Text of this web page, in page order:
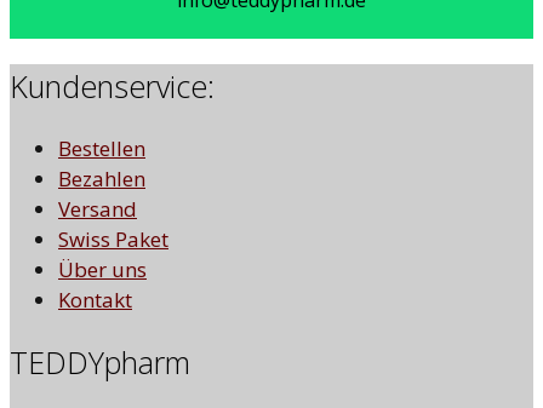
Kundenservice:
Bestellen
Bezahlen
Versand
Swiss Paket
Über uns
Kontakt
TEDDYpharm